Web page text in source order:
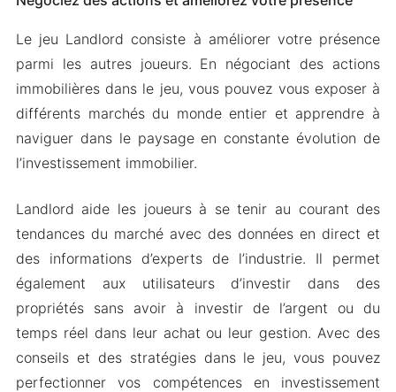
Le jeu Landlord consiste à améliorer votre présence
parmi les autres joueurs. En négociant des actions
immobilières dans le jeu, vous pouvez vous exposer à
différents marchés du monde entier et apprendre à
naviguer dans le paysage en constante évolution de
l’investissement immobilier.
Landlord aide les joueurs à se tenir au courant des
tendances du marché avec des données en direct et
des informations d’experts de l’industrie. Il permet
également aux utilisateurs d’investir dans des
propriétés sans avoir à investir de l’argent ou du
temps réel dans leur achat ou leur gestion. Avec des
conseils et des stratégies dans le jeu, vous pouvez
perfectionner vos compétences en investissement